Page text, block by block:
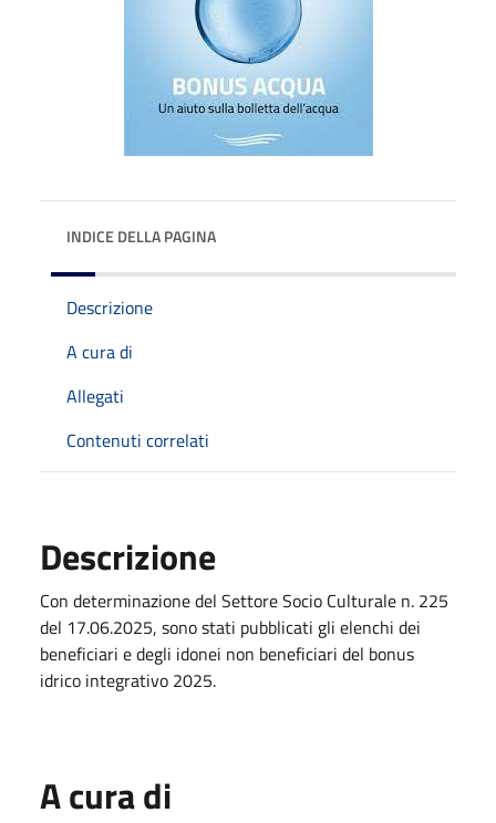
INDICE DELLA PAGINA
Descrizione
A cura di
Allegati
Contenuti correlati
Descrizione
Con determinazione del Settore Socio Culturale n. 225
del 17.06.2025, sono stati pubblicati gli elenchi dei
beneficiari e degli idonei non beneficiari del bonus
idrico integrativo 2025.
A cura di